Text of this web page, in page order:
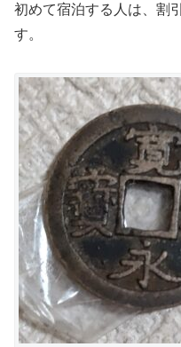
初めて宿泊する人は、割
す。